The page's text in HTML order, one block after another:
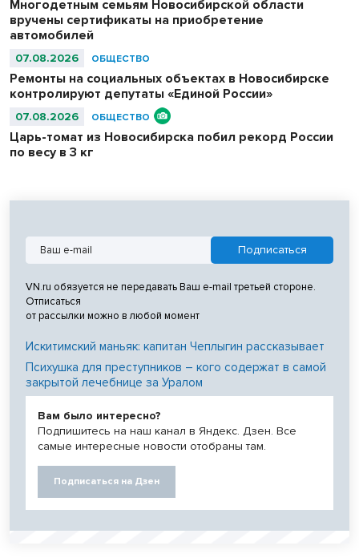
Многодетным семьям Новосибирской области
вручены сертификаты на приобретение
автомобилей
07.08.2026 ОБЩЕСТВО
Ремонты на социальных объектах в Новосибирске
контролируют депутаты «Единой России»
07.08.2026 ОБЩЕСТВО
Царь-томат из Новосибирска побил рекорд России
по весу в 3 кг
VN.ru обязуется не передавать Ваш e-mail третьей стороне.
Отписаться
от рассылки можно в любой момент
Искитимский маньяк: капитан Чеплыгин рассказывает
Психушка для преступников – кого содержат в самой
закрытой лечебнице за Уралом
Вам было интересно?
Подпишитесь на наш канал в Яндекс. Дзен. Все
самые интересные новости отобраны там.
Подписаться на Дзен